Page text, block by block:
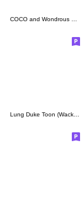
COCO and Wondrous Gang 6